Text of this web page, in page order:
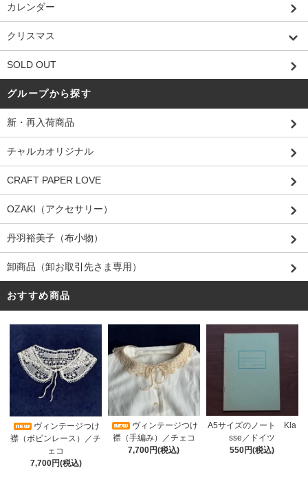
カレンダー
クリスマス
SOLD OUT
グループから探す
新・再入荷商品
チャルカオリジナル
CRAFT PAPER LOVE
OZAKI（アクセサリー）
丹羽裕美子（布小物）
卸商品（卸お取引先さま専用）
おすすめ商品
ヴィンテージつけ
襟（ボビンレース）／チ
ェコ
7,700円(税込)
ヴィンテージつけ
襟（手編み）／チェコ
7,700円(税込)
A5サイズのノート Kla
sse／ドイツ
550円(税込)